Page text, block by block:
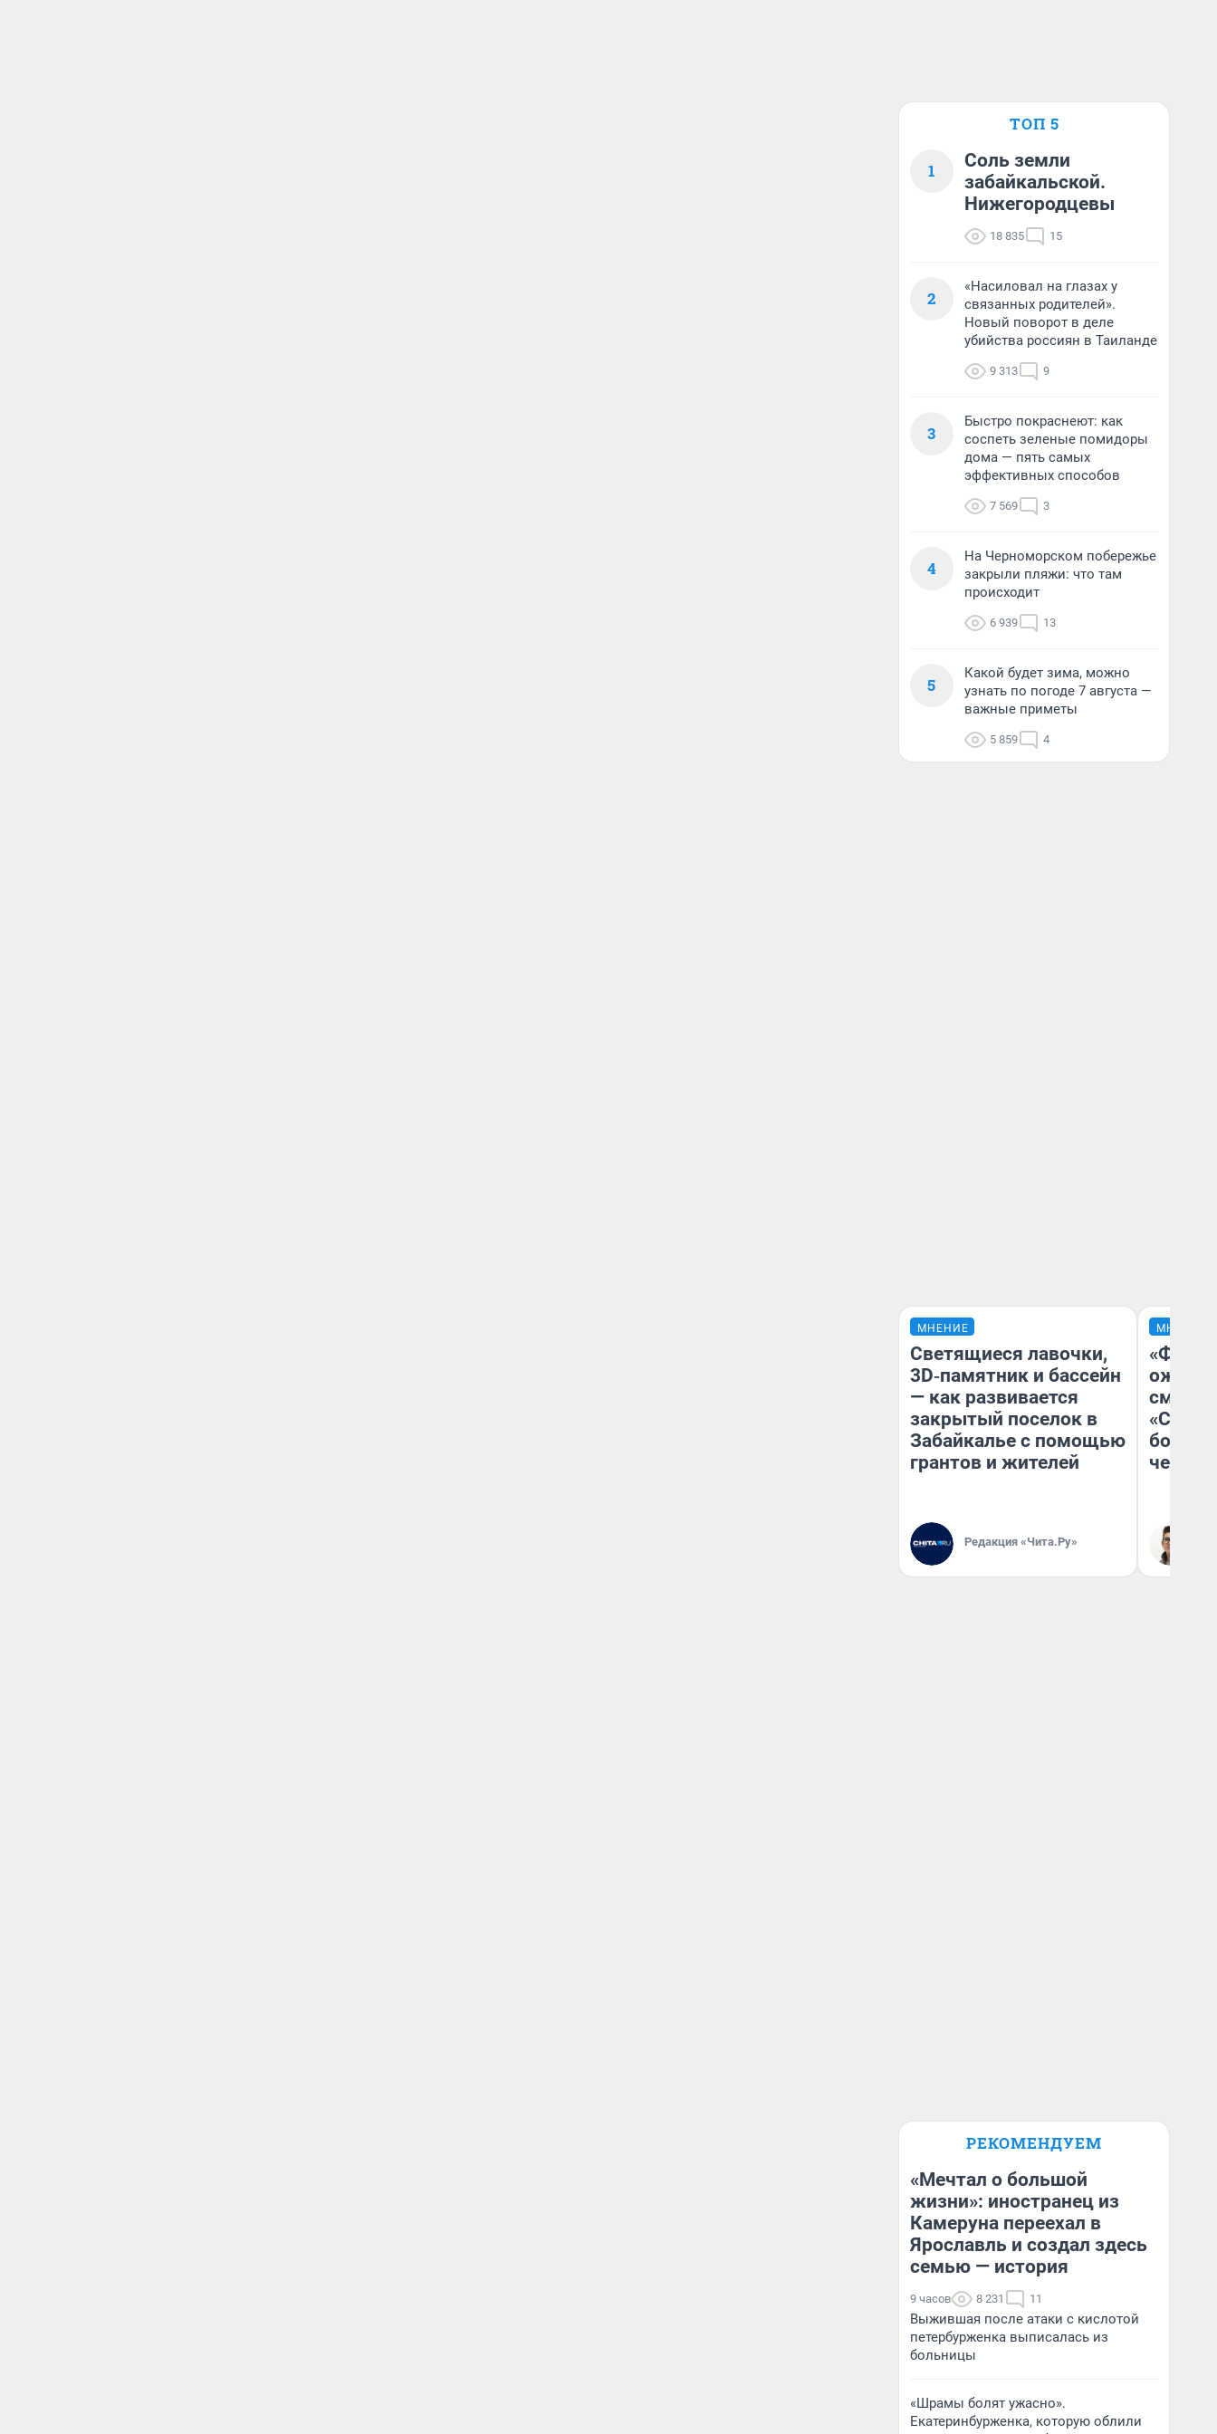
ТОП 5
1
Соль земли
забайкальской.
Нижегородцевы
18 835 15
2
«Насиловал на глазах у
связанных родителей».
Новый поворот в деле
убийства россиян в Таиланде
9 313 9
3
Быстро покраснеют: как
соспеть зеленые помидоры
дома — пять самых
эффективных способов
7 569 3
4
На Черноморском побережье
закрыли пляжи: что там
происходит
6 939 13
5
Какой будет зима, можно
узнать по погоде 7 августа —
важные приметы
5 859 4
МНЕНИЕ
Светящиеся лавочки,
3D‑памятник и бассейн
— как развивается
закрытый поселок в
Забайкалье с помощью
грантов и жителей
Редакция «Чита.Ру»
МНЕНИЕ
РЕКОМЕНДУЕМ
«Мечтал о большой
жизни»: иностранец из
Камеруна переехал в
Ярославль и создал здесь
семью — история
9 часов 8 231 11
Выжившая после атаки с кислотой
петербурженка выписалась из
больницы
«Шрамы болят ужасно».
Екатеринбурженка, которую облили